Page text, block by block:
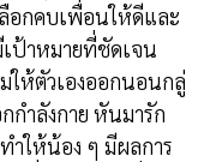
อกคบเพื่อนให้ดีและ
ป้าหมายที่ชัดเจน
ห้ตัวเองออกนอนกลู่
ำลังกาย หันมารัก
ำให้น้อง ๆ มีผลการ